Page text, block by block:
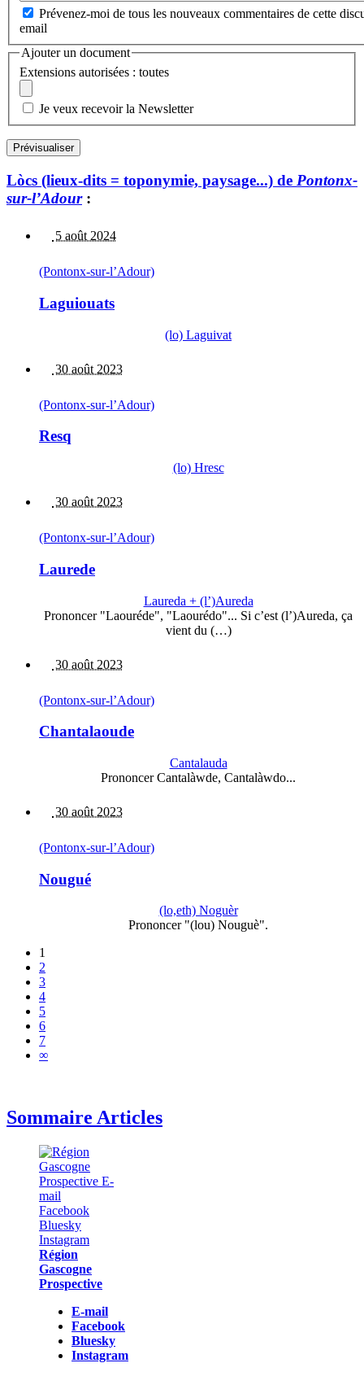
Prévenez-moi de tous les nouveaux commentaires de cette
email
Ajouter un document
Extensions autorisées : toutes
Je veux recevoir la Newsletter
Lòcs (lieux-dits = toponymie, paysage...) de Pontonx-
sur-l’Adour:
5 août 2024
(Pontonx-sur-l’Adour)
Laguiouats
(lo) Laguivat
30 août 2023
(Pontonx-sur-l’Adour)
Resq
(lo) Hresc
30 août 2023
(Pontonx-sur-l’Adour)
Laurede
Laureda + (l’)Aureda
Prononcer "Laouréde", "Laourédo"... Si c’est (l’)Aureda, ça
vient du (…)
30 août 2023
(Pontonx-sur-l’Adour)
Chantalaoude
Cantalauda
Prononcer Cantalàwde, Cantalàwdo...
30 août 2023
(Pontonx-sur-l’Adour)
Nougué
(lo,eth) Noguèr
Prononcer "(lou) Nouguè".
1
2
3
4
5
6
7
∞
Sommaire Articles
Région
Gascogne
Prospective
E-mail
Facebook
Bluesky
Instagram